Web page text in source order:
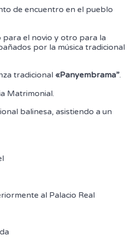
de encuentro en el pueblo
para el novio y otro para la
por la música tradicional
tradicional «Panyembrama”.
Matrimonial.
balinesa, asistiendo a un
al Palacio Real